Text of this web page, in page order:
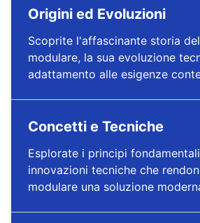
Origini ed Evoluzioni
Scoprite l'affascinante storia
modulare, la sua evoluzione
adattamento alle esigenze
Concetti e Tecniche
Esplorate i principi
innovazioni tecniche che
modulare una soluzione